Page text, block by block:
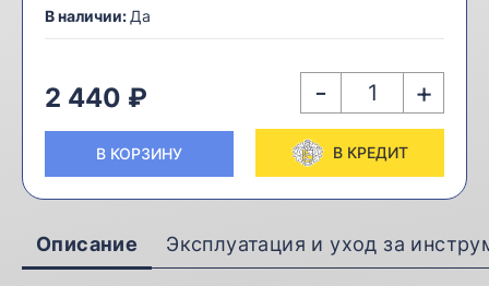
В наличии: Да
2 440 ₽ - +
В КОРЗИНУ В КРЕДИТ
Описание Эксплуатация и уход за